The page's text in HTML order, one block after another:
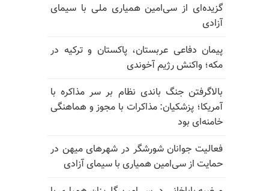
گزیده‌ای از سی‌امین همیاری ملی با سیمای
آزادی
پیمان دفاعی عربستان، پاکستان و ترکیه در
مکه؛ واکنش رژیم آخوندی
بالا‌گرفتن جنگ باندی نظام بر سر مذاکره با
آمریکا؛ پزشکیان: مذاکرات با مجوز و هماهنگی
خامنه‌ای بود
فعالیت جوانان شورشگر در شهرهای میهن در
حمایت از سی‌امین همیاری با سیمای آزادی